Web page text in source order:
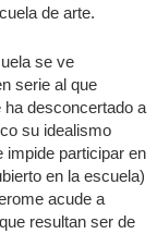
de arte.
se ve
serie al que
ha desconcertado a
su idealismo
impide participar en
en la escuela)
acude a
resultan ser de